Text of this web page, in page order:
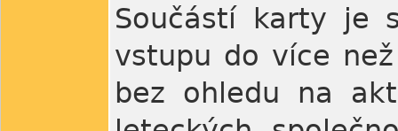
Součástí karty je
vstupu do více
bez ohledu na